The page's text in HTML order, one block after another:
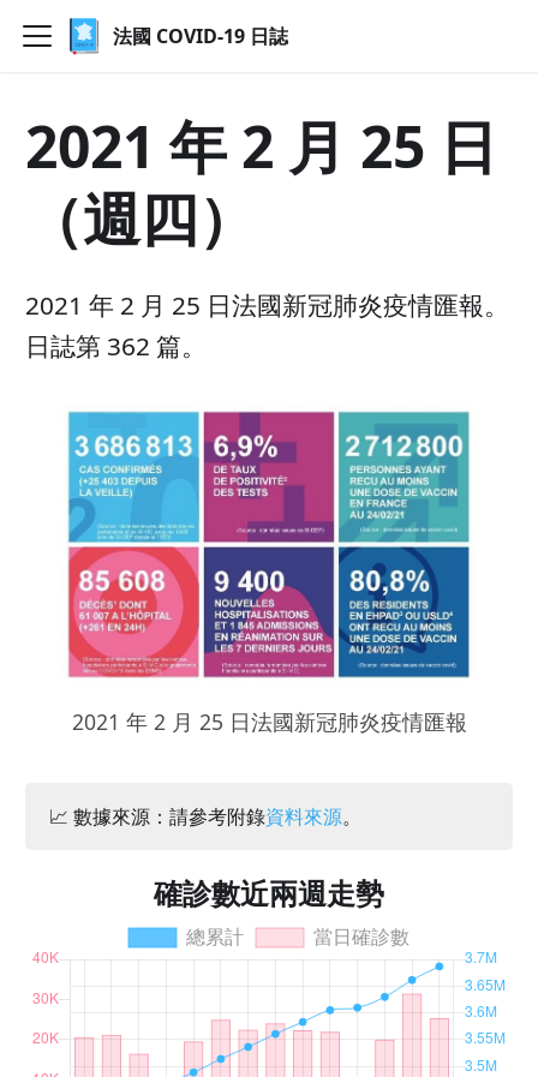
法國 COVID-19 日誌
2021 年 2 月 25 日
（週四）
2021 年 2 月 25 日法國新冠肺炎疫情匯報。
日誌第 362 篇。
2021 年 2 月 25 日法國新冠肺炎疫情匯報
📈 數據來源：請參考附錄資料來源。
確診數近兩週走勢